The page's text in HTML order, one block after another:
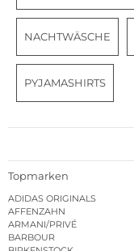
NACHTWÄSCHE
PYJAMASHIRTS
Topmarken
ADIDAS ORIGINALS
AFFENZAHN
ARMANI/PRIVÉ
BARBOUR